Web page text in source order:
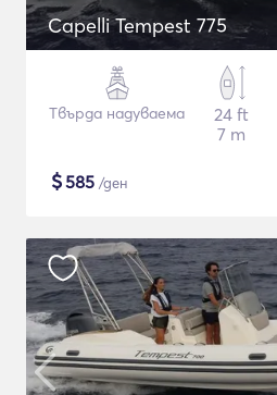
Capelli Tempest 775
Твърда надуваема
24 ft
7 m
$585 /ден